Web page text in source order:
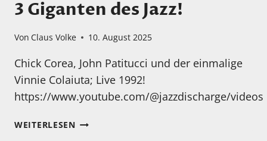
3 Giganten des Jazz!
Von Claus Volke 10. August 2025
Chick Corea, John Patitucci und der einmalige
Vinnie Colaiuta; Live 1992!
https://www.youtube.com/@jazzdischarge/videos
WEITERLESEN3